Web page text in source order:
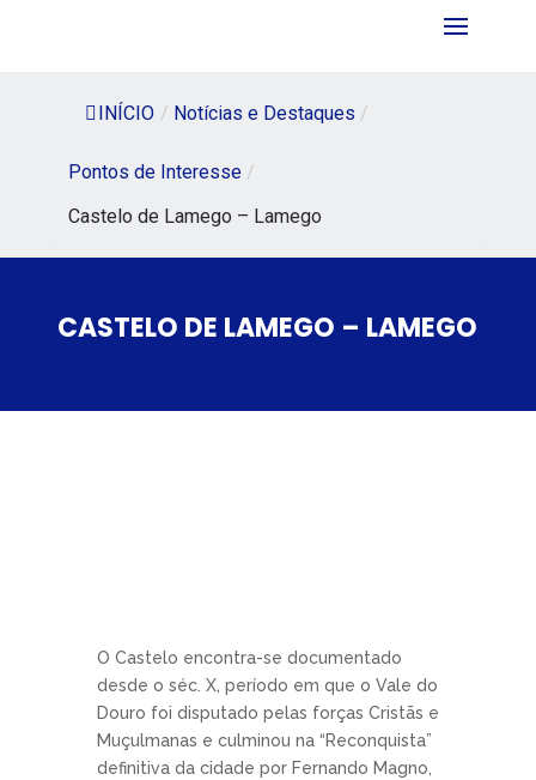
INÍCIO / Notícias e Destaques /
Pontos de Interesse /
Castelo de Lamego – Lamego
CASTELO DE LAMEGO – LAMEGO
O Castelo encontra-se documentado
desde o séc. X, período em que o Vale do
Douro foi disputado pelas forças Cristãs e
Muçulmanas e culminou na “Reconquista”
definitiva da cidade por Fernando Magno,